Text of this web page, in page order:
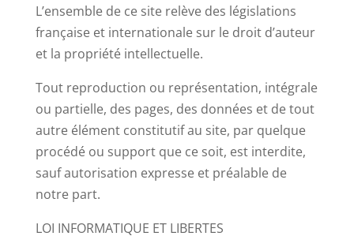
L’ensemble de ce site relève des législations
française et internationale sur le droit d’auteur
et la propriété intellectuelle.
Tout reproduction ou représentation, intégrale
ou partielle, des pages, des données et de tout
autre élément constitutif au site, par quelque
procédé ou support que ce soit, est interdite,
sauf autorisation expresse et préalable de
notre part.
LOI INFORMATIQUE ET LIBERTES